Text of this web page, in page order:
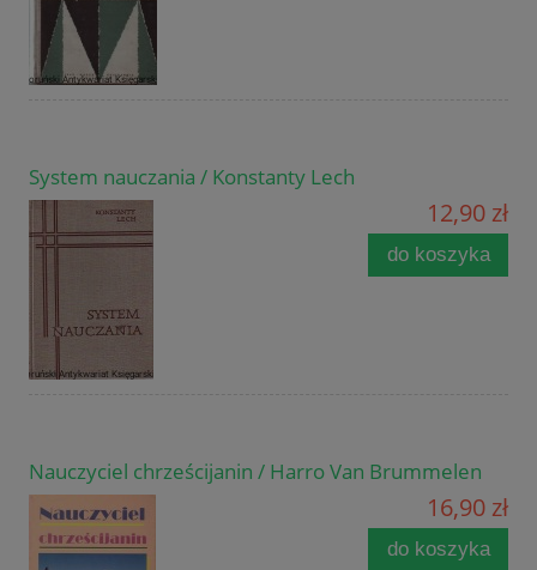
System nauczania / Konstanty Lech
12,90 zł
do koszyka
Nauczyciel chrześcijanin / Harro Van Brummelen
16,90 zł
do koszyka